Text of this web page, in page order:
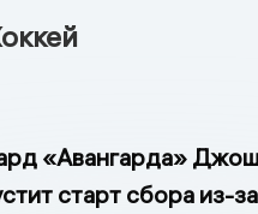
«Авангарда»
старт сбора из-